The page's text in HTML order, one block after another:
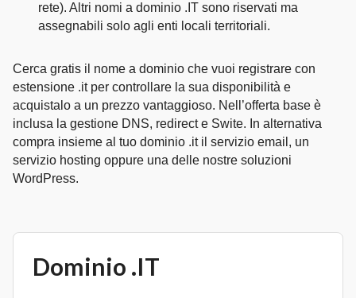
rete). Altri nomi a dominio .IT sono riservati ma
assegnabili solo agli enti locali territoriali.
Cerca gratis il nome a dominio che vuoi registrare con
estensione .it per controllare la sua disponibilità e
acquistalo a un prezzo vantaggioso. Nell’offerta base è
inclusa la gestione DNS, redirect e Swite. In alternativa
compra insieme al tuo dominio .it il servizio email, un
servizio hosting oppure una delle nostre soluzioni
WordPress.
Dominio .IT